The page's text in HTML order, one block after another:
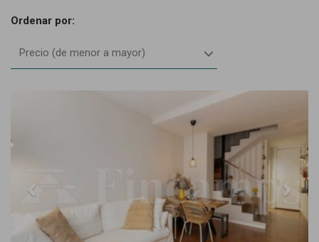
Ordenar por:
Precio (de menor a mayor)